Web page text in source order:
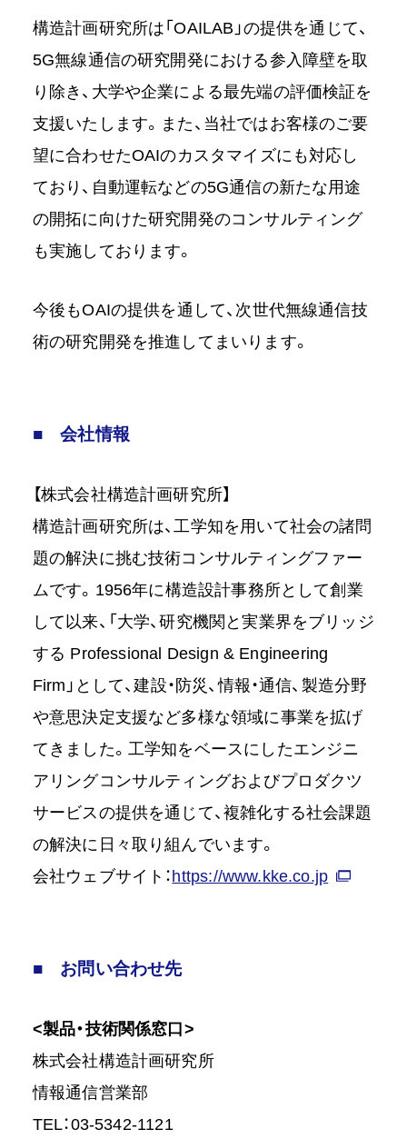
構造計画研究所は「OAILAB」の提供を通じて、
5G無線通信の研究開発における参入障壁を取
り除き、大学や企業による最先端の評価検証を
支援いたします。また、当社ではお客様のご要
望に合わせたOAIのカスタマイズにも対応し
ており、自動運転などの5G通信の新たな用途
の開拓に向けた研究開発のコンサルティング
も実施しております。
今後もOAIの提供を通して、次世代無線通信技
術の研究開発を推進してまいります。
■ 会社情報
【株式会社構造計画研究所】
構造計画研究所は、工学知を用いて社会の諸問
題の解決に挑む技術コンサルティングファー
ムです。1956年に構造設計事務所として創業
して以来、「大学、研究機関と実業界をブリッジ
する Professional Design & Engineering
Firm」として、建設・防災、情報・通信、製造分野
や意思決定支援など多様な領域に事業を拡げ
てきました。工学知をベースにしたエンジニ
アリングコンサルティングおよびプロダクツ
サービスの提供を通じて、複雑化する社会課題
の解決に日々取り組んでいます。
会社ウェブサイト：https://www.kke.co.jp
■ お問い合わせ先
<製品・技術関係窓口>
株式会社構造計画研究所
情報通信営業部
TEL：03-5342-1121